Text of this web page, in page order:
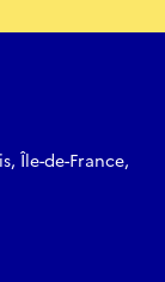
Ces
en urgence et
en
: créations,
les 21 et
Île-de-France,